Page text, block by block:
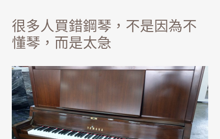
很多人買錯鋼琴，不是因為不
懂琴，而是太急